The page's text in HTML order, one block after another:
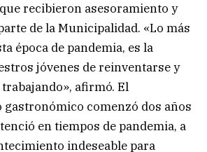
recibieron asesoramiento y
de la Municipalidad. «Lo más
época de pandemia, es la
jóvenes de reinventarse y
afirmó. El
comenzó dos años
en tiempos de pandemia, a
indeseable para